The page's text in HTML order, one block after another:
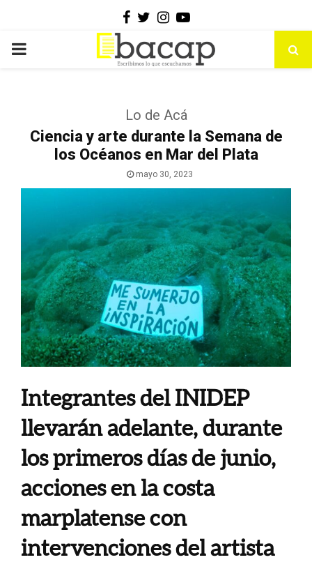
Facebook
Twitter
Instagram
Youtube
PRIMARY
Lo de Acá
Ciencia y arte durante la Semana de
los Océanos en Mar del Plata
mayo 30, 2023
Integrantes del INIDEP
llevarán adelante, durante
los primeros días de junio,
acciones en la costa
marplatense con
intervenciones del artista